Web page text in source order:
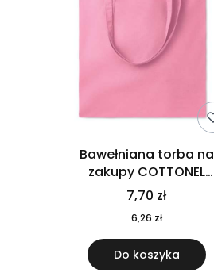
Bawełniana torba na
zakupy COTTONEL
COLOUR++ MO9846-11
7,70 zł
6,26 zł
Do koszyka